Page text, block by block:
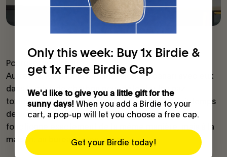
Pourquoi un oiseau ?
Autrefois, les mineurs emmenaient un canari avec eux
dans la mine de charbon pour détecter les gaz
toxiques. Lorsque l'oiseau s'évanouissait, il était temps
de sortir. Avec un capteur de CO2 intégré, Birdie®
fonctionne exactement de la même manière, mais à la
maison, au bureau ou en classe.
Only this week: Buy 1x Birdie &
get 1x Free Birdie Cap
We'd like to give you a little gift for the
sunny days! When you add a Birdie to your
cart, a pop-up will let you choose a free cap.
Get your Birdie today!